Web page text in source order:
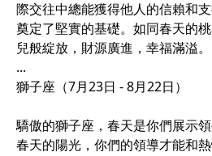
際交往中總能獲得他人的信賴和
奠定了堅實的基礎。如同春天的
兒般綻放，財源廣進，幸福滿溢。
...
獅子座（7月23日 - 8月22日）
驕傲的獅子座，春天是你們展示
春天的陽光，你們的領導才能和